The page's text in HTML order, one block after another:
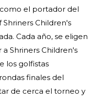
el portador del
Children's
Cada año, se eligen
Shriners Children's
los golfistas
finales del
de cerca el torneo y